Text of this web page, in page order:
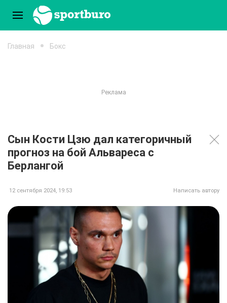
Главная Бокс
Сын Кости Цзю дал категоричный
прогноз на бой Альвареса с
Берлангой
12 сентября 2024, 19:53 Написать автору